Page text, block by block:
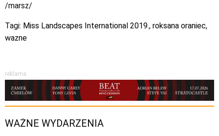
/marsz/
Tagi: Miss Landscapes International 2019., roksana oraniec,
wazne
reklama
WAŻNE WYDARZENIA